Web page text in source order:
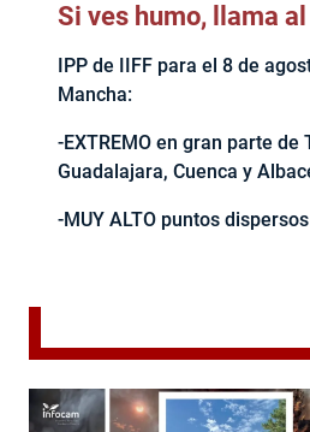
Si ves humo, llama
IPP de IIFF para el 8 de
Mancha:
-EXTREMO en gran parte de
Guadalajara, Cuenca y
-MUY ALTO puntos